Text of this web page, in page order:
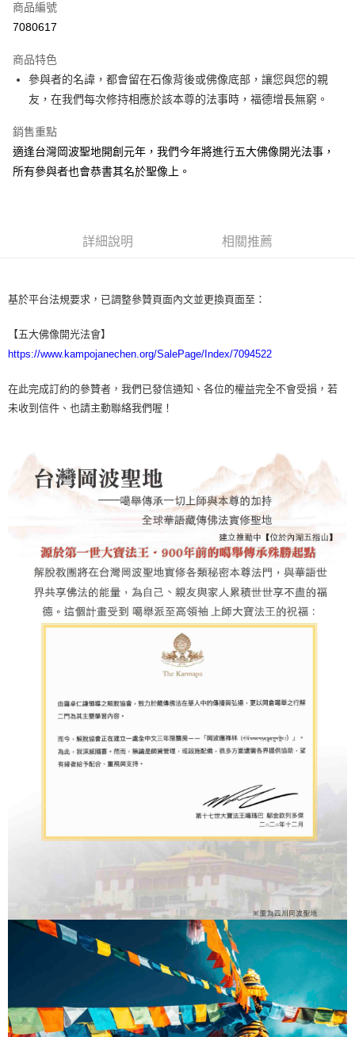
LINE Pay
街口支付
悠遊付
Google Pay
全盈+PAY
AFTEE先享後付是「在收到商品之後才付款」的支付方式。 讓您購物簡單
３．安心：先確認商品／服務後，再付款。
【「AFTEE先享後付」結帳流程】
結帳頁面，進行簡訊認證並確認金額後，即可完成結帳。
３．收到繳費通知簡訊後14天內，點擊此簡訊中的連結，可透過四大超商／
ATM／網路銀行／等多元方式進行付款，方視為交易完成。
※ 請注意：結帳手續完成當下不需立刻繳費，但若您需要取消訂單，請聯絡
※ 交易是否成功請以「AFTEE先享後付 」之結帳頁面顯示為準，若有關於
是否繳費成功／繳費後需取消欲退款等相關疑問，請聯繫「AFTEE先享後付
客戶支援中心」https://netprotections.freshdesk.com/support/home
１．透過由恩沛科技股份有限公司提供之「AFTEE先享後付」服務完成之交
易，需依本服務之必要範圍內提供個人資料，並將交易相關給付款項請求債
權轉讓予恩沛科技股份有限公司。
２．關於個人資料處理事宜，請瀏覽以下網址：
https://aftee.tw/terms/#terms3
３．未成年的使用者請事先徵得法定代理人或監護人之同意方可使用
「AFTEE先享後付」，若未經同意申辦者引起之損失，本公司不負相關責
４．使用「AFTEE先享後付」時，將依據個別帳號之用戶狀況，依本公司即
時審查核予不同之上限額度；若仍有額度不足之情形，本公司將視審查結果
恩沛科技股份有限公司將有權停止該用戶之使用額度並採取法律行動。
本島-法事項目
免運費
本島-商品項目
離島-商品項目
商品編號
7080617
商品特色
參與者的名諱，都會留在石像背後或佛像底部，讓您與您的親
友，在我們每次修持相應於該本尊的法事時，福德增長無窮。
銷售重點
適逢台灣岡波聖地開創元年，我們今年將進行五大佛像開光法事，
所有參與者也會恭書其名於聖像上。
詳細說明 相關推薦
基於平台法規要求，已調整參贊頁面內文並更換頁面至：
【五大佛像開光法會】
https://www.kampojanechen.org/SalePage/Index/7094522
在此完成訂約的參贊者，我們已發信通知、各位的權益完全不會受損，若
未收到信件、也請主動聯絡我們喔！